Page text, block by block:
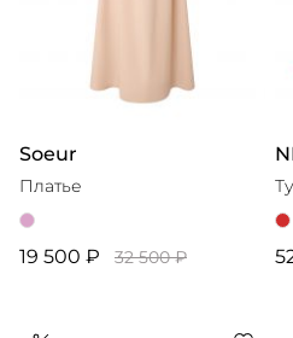
Soeur
Платье
19 500 ₽ 32 500 ₽